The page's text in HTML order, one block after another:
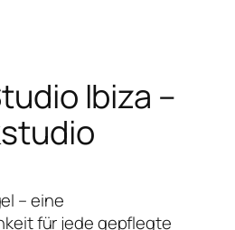
Ibiza –
– eine
für jede gepflegte